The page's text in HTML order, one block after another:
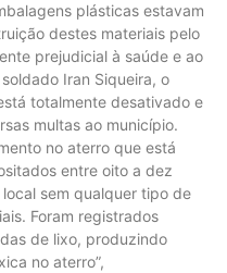
plásticas estavam
destes materiais pelo
prejudicial à saúde e ao
Iran Siqueira, o
totalmente desativado e
multas ao município.
no aterro que está
entre oito a dez
sem qualquer tipo de
Foram registrados
de lixo, produzindo
no aterro”,